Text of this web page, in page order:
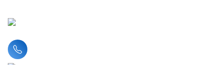
Liên hệ hotline